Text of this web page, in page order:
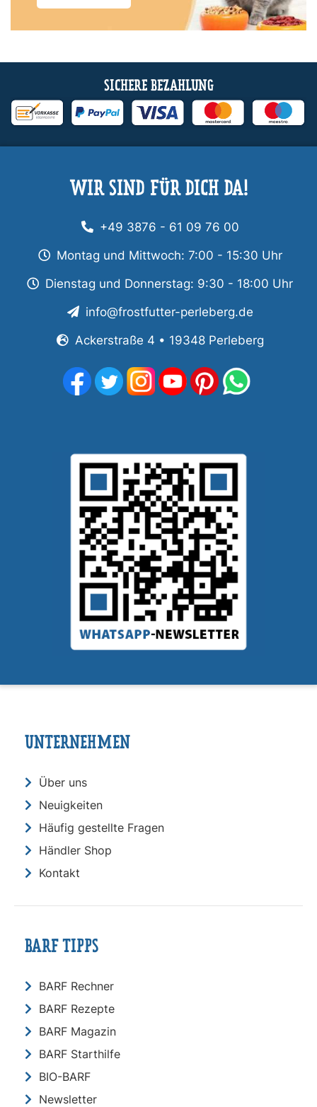
SICHERE BEZAHLUNG
WIR SIND FÜR DICH DA!
+49 3876 - 61 09 76 00
Montag und Mittwoch: 7:00 - 15:30 Uhr
Dienstag und Donnerstag: 9:30 - 18:00 Uhr
info@frostfutter-perleberg.de
Ackerstraße 4 • 19348 Perleberg
UNTERNEHMEN
Über uns
Neuigkeiten
Häufig gestellte Fragen
Händler Shop
Kontakt
BARF TIPPS
BARF Rechner
BARF Rezepte
BARF Magazin
BARF Starthilfe
BIO-BARF
Newsletter